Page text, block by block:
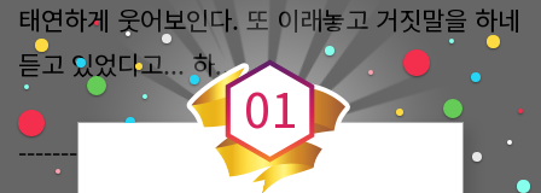
태연하게 웃어보인다. 또 이래놓고 거짓말을 하네
듣고 있었다고... 하...
---------
0
0
1